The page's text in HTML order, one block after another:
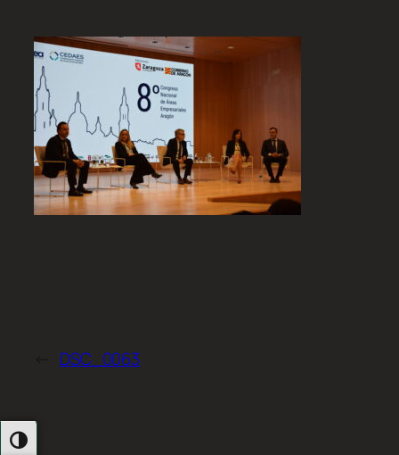
Alternar Alto Contraste
DSC_0063